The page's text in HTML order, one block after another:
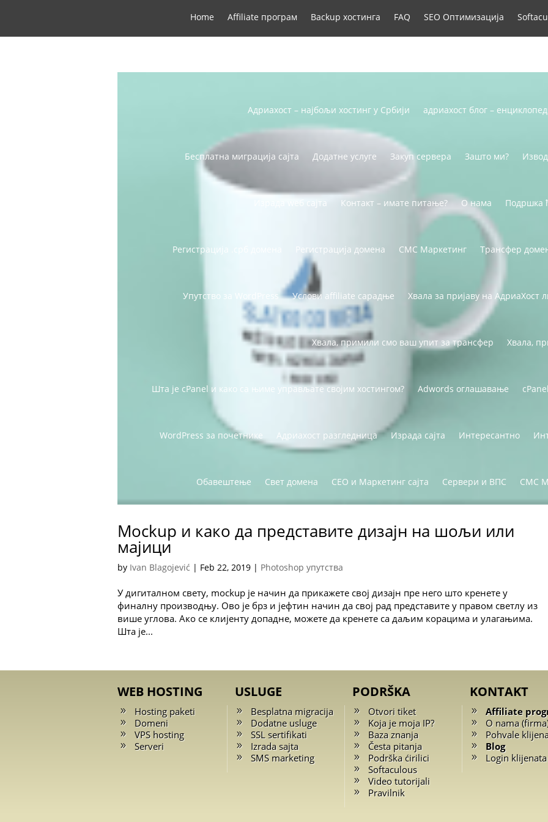
Home Affiliate програм Backup хостинга FAQ SEO Оптимизација
Адриахост – најбољи хостинг у Србији адриахост блог –
Бесплатна миграција сајта Додатне услуге Закуп сервера Зашто ми?
Израда wеб сајта Контакт – имате питање? О нама Подршка
Регистрација .срб домена Регистрација домена СМС Маркетинг Трансфер
Упутство за WordPress Услови affiliate сарадње Хвала за пријаву на АдриаХост
Хвала, примили смо ваш упит за трансфер Хвала,
Шта је cPanel и како са њиме управљате својим хостингом? Adwords оглашавање
WordPress за почетнике Адриахост разгледница Израда сајта Интересантно
Обавештење Свет домена СЕО и Маркетинг сајта Сервери и ВПС СМС
Mockup и како да представите дизајн на шољи или
мајици
by Ivan Blagojević | Feb 22, 2019 | Photoshop упутства
У дигиталном свету, mockup је начин да прикажете свој дизајн пре него што кренете у
финалну производњу. Ово је брз и јефтин начин да свој рад представите у правом светлу из
више углова. Ако се клијенту допадне, можете да кренете са даљим корацима и улагањима.
Шта је...
WEB HOSTING
Hosting paketi
Domeni
VPS hosting
Serveri
USLUGE
Besplatna migracija
Dodatne usluge
SSL sertifikati
Izrada sajta
SMS marketing
PODRŠKA
Otvori tiket
Koja je moja IP?
Baza znanja
Česta pitanja
Podrška ćirilici
Softaculous
Video tutorijali
Pravilnik
KONTAKT
Affiliate
O nama
Pohvale
Blog
Login klijenata